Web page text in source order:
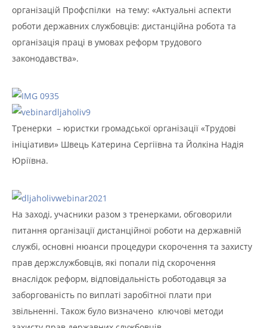
організацій Профспілки на тему: «Актуальні аспекти
роботи державних службовців: дистанційна робота та
організація праці в умовах реформ трудового
законодавства».
Тренерки – юристки громадської організації «Трудові
ініціативи» Швець Катерина Сергіївна та Йолкіна Надія
Юріївна.
На заході, учасники разом з тренерками, обговорили
питання організації дистанційної роботи на державній
службі, основні нюанси процедури скорочення та захисту
прав держслужбовців, які попали під скорочення
внаслідок реформ, відповідальність роботодавця за
заборгованість по виплаті заробітної плати при
звільненні. Також було визначено ключові методи